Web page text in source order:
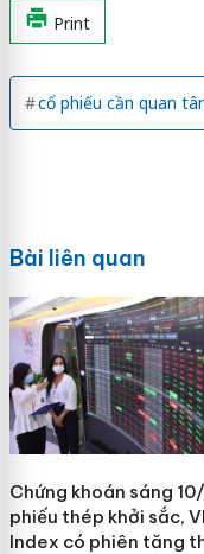
Print
cổ phiếu cần quan
Bài liên quan
Chứng khoán sáng
phiếu thép khởi sắc,
Index có phiên tăng